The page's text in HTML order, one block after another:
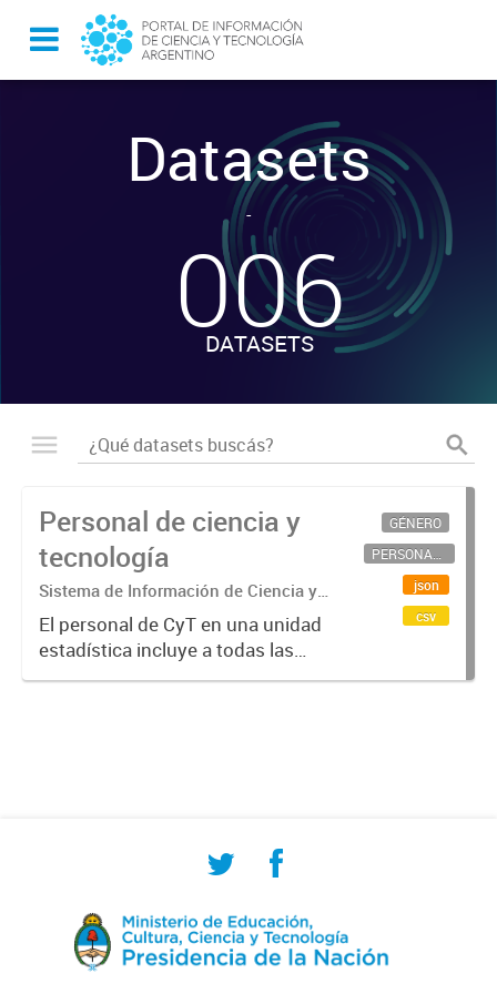
Datasets
-
006
DATASETS
Personal de ciencia y
tecnología
Sistema de Información de Ciencia y
Tecnología Argentino (SICYTAR)
El personal de CyT en una unidad
estadística incluye a todas las
personas involucradas
GÉNERO
PERSONAL CIENTÍFICO-TECNOLÓGICO
json
csv